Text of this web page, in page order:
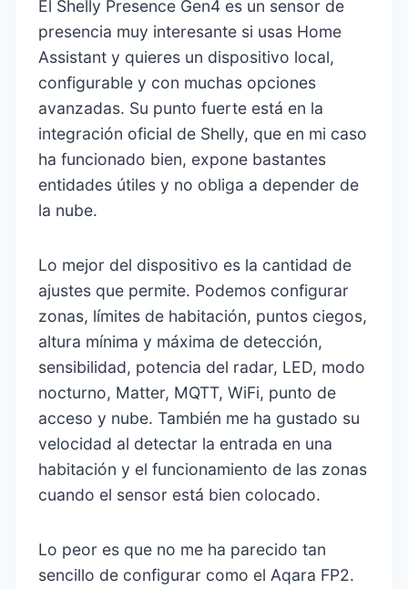
El Shelly Presence Gen4 es un sensor de
presencia muy interesante si usas Home
Assistant y quieres un dispositivo local,
configurable y con muchas opciones
avanzadas. Su punto fuerte está en la
integración oficial de Shelly, que en mi caso
ha funcionado bien, expone bastantes
entidades útiles y no obliga a depender de
la nube.
Lo mejor del dispositivo es la cantidad de
ajustes que permite. Podemos configurar
zonas, límites de habitación, puntos ciegos,
altura mínima y máxima de detección,
sensibilidad, potencia del radar, LED, modo
nocturno, Matter, MQTT, WiFi, punto de
acceso y nube. También me ha gustado su
velocidad al detectar la entrada en una
habitación y el funcionamiento de las zonas
cuando el sensor está bien colocado.
Lo peor es que no me ha parecido tan
sencillo de configurar como el Aqara FP2.